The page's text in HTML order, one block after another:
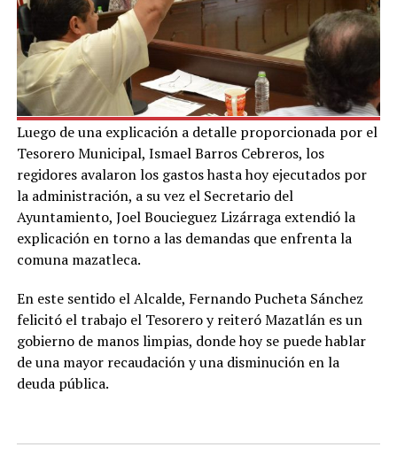
Luego de una explicación a detalle proporcionada por el
Tesorero Municipal, Ismael Barros Cebreros, los
regidores avalaron los gastos hasta hoy ejecutados por
la administración, a su vez el Secretario del
Ayuntamiento, Joel Boucieguez Lizárraga extendió la
explicación en torno a las demandas que enfrenta la
comuna mazatleca.
En este sentido el Alcalde, Fernando Pucheta Sánchez
felicitó el trabajo el Tesorero y reiteró Mazatlán es un
gobierno de manos limpias, donde hoy se puede hablar
de una mayor recaudación y una disminución en la
deuda pública.